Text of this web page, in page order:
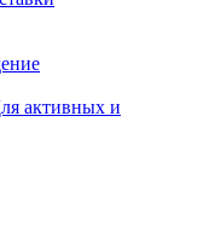
активных и